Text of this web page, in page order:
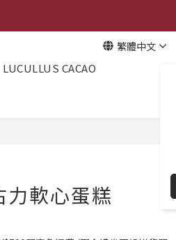
繁體中文
LUCULLUS CACAO
軟心蛋糕